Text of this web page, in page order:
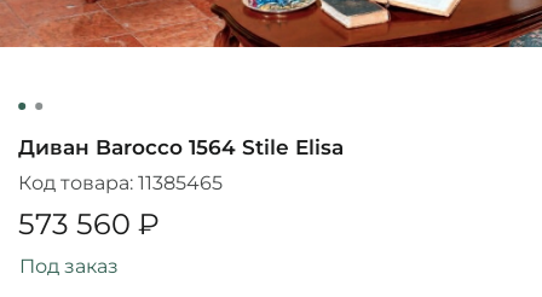
Диван Barocco 1564 Stile Elisa
Код товара: 11385465
573 560 ₽
Под заказ